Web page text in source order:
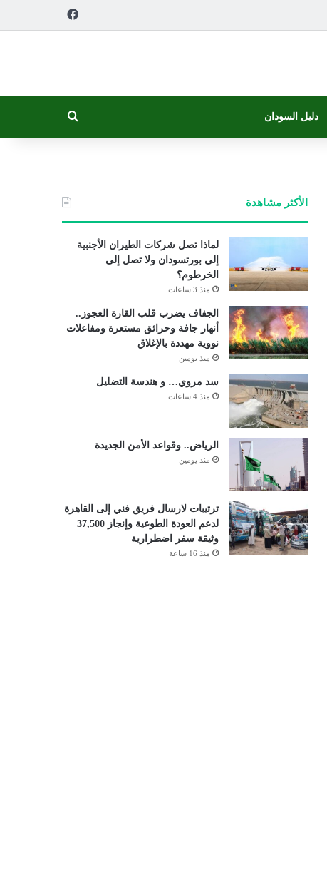
دليل السودان
الأكثر مشاهدة
لماذا تصل شركات الطيران الأجنبية
إلى بورتسودان ولا تصل إلى
الخرطوم؟
منذ 3 ساعات
الجفاف يضرب قلب القارة العجوز..
أنهار جافة وحرائق مستعرة ومفاعلات
نووية مهددة بالإغلاق
منذ يومين
سد مروي… و هندسة التضليل
منذ 4 ساعات
الرياض.. وقواعد الأمن الجديدة
منذ يومين
ترتيبات لارسال فريق فني إلى القاهرة
لدعم العودة الطوعية وإنجاز 37,500
وثيقة سفر اضطرارية
منذ 16 ساعة